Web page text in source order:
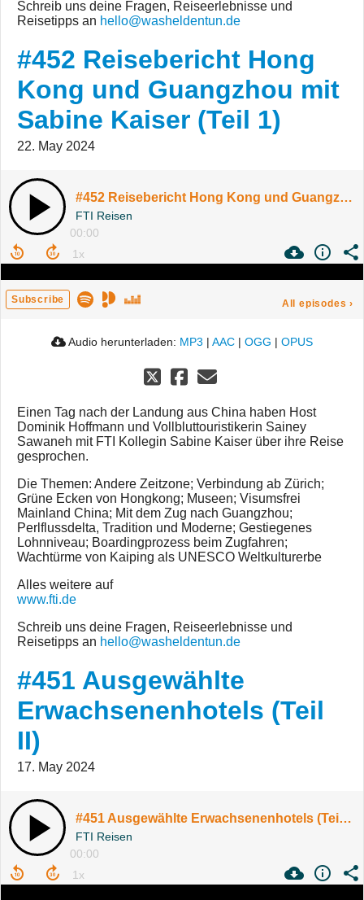
Schreib uns deine Fragen, Reiseerlebnisse und
Reisetipps an hello@washeldentun.de
#452 Reisebericht Hong
Kong und Guangzhou mit
Sabine Kaiser (Teil 1)
22. May 2024
#452 Reisebericht Hong Kong und Guangzhou mit Sabine Kaiser (Teil 1)
FTI Reisen
00:00
Subscribe All episodes ›
Audio herunterladen: MP3 | AAC | OGG | OPUS
Einen Tag nach der Landung aus China haben Host
Dominik Hoffmann und Vollbluttouristikerin Sainey
Sawaneh mit FTI Kollegin Sabine Kaiser über ihre Reise
gesprochen.
Die Themen: Andere Zeitzone; Verbindung ab Zürich;
Grüne Ecken von Hongkong; Museen; Visumsfrei
Mainland China; Mit dem Zug nach Guangzhou;
Perlflussdelta, Tradition und Moderne; Gestiegenes
Lohnniveau; Boardingprozess beim Zugfahren;
Wachtürme von Kaiping als UNESCO Weltkulturerbe
Alles weitere auf
www.fti.de
Schreib uns deine Fragen, Reiseerlebnisse und
Reisetipps an hello@washeldentun.de
#451 Ausgewählte
Erwachsenenhotels (Teil
II)
17. May 2024
#451 Ausgewählte Erwachsenenhotels (Teil II)
FTI Reisen
00:00